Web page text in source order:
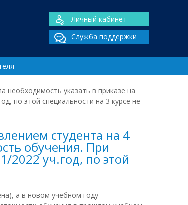
Личный кабинет
Служба поддержки
необходимость указать в приказе на
по этой специальности на 3 курсе не
студента на 4
обучения. При
2022 уч.год, по этой
а в новом учебном году